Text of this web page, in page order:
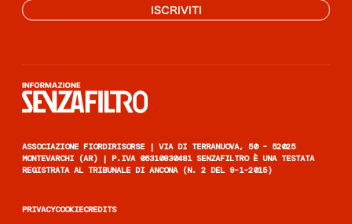
ISCRIVITI
ASSOCIAZIONE FIORDIRISORSE | VIA DI TERRANUOVA, 50 - 52025
MONTEVARCHI (AR) | P.IVA 06310830481 SENZAFILTRO È UNA TESTATA
REGISTRATA AL TRIBUNALE DI ANCONA (N. 2 DEL 9-1-2015)
PRIVACYCOOKIECREDITS